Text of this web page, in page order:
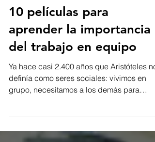
24 nov 2022
10 películas para
aprender la importancia
del trabajo en equipo
Ya hace casi 2.400 años que Aristóteles
definía como seres sociales: vivimos en
aprender y...